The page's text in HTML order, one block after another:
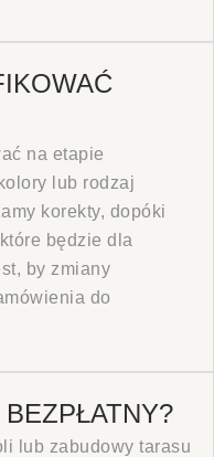
na etapie
lub rodzaj
korekty, dopóki
będzie dla
by zmiany
do
lub zabudowy tarasu